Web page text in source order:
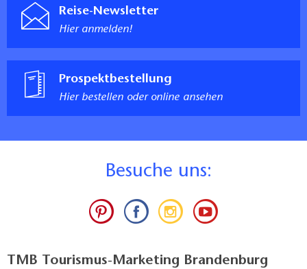
Reise-Newsletter
Hier anmelden!
Prospektbestellung
Hier bestellen oder online ansehen
Besuche uns:
TMB Tourismus-Marketing Brandenburg